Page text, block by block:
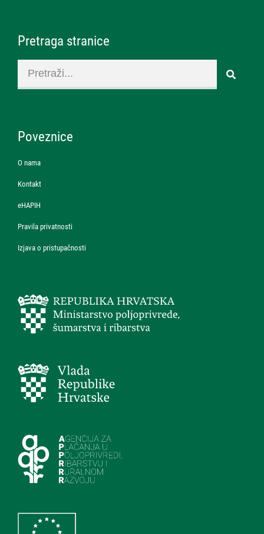
Pretraga stranice
Poveznice
O nama
Kontakt
eHAPIH
Pravila privatnosti
Izjava o pristupačnosti